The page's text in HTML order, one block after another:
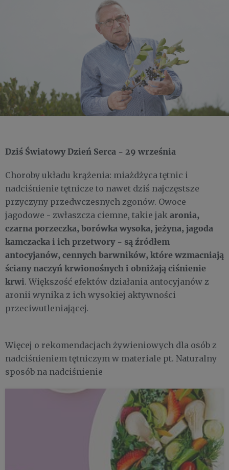
Dziś Światowy Dzień Serca - 29 września
Choroby układu krążenia: miażdżyca tętnic i
nadciśnienie tętnicze to nawet dziś najczęstsze
przyczyny przedwczesnych zgonów. Owoce
jagodowe - zwłaszcza ciemne, takie jak aronia,
czarna porzeczka, borówka wysoka, jeżyna, jagoda
kamczacka i ich przetwory - są źródłem
antocyjanów, cennych barwników, które wzmacniają
ściany naczyń krwionośnych i obniżają ciśnienie
krwi. Większość efektów działania antocyjanów z
aronii wynika z ich wysokiej aktywności
przeciwutleniającej.
Więcej o rekomendacjach żywieniowych dla osób z
nadciśnieniem tętniczym w materiale pt. Naturalny
sposób na nadciśnienie